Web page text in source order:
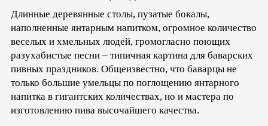
Длинные деревянные столы, пузатые бокалы,
наполненные янтарным напитком, огромное количество
веселых и хмельных людей, громогласно поющих
разухабистые песни – типичная картина для баварских
пивных праздников. Общеизвестно, что баварцы не
только большие умельцы по поглощению янтарного
напитка в гигантских количествах, но и мастера по
изготовлению пива высочайшего качества.